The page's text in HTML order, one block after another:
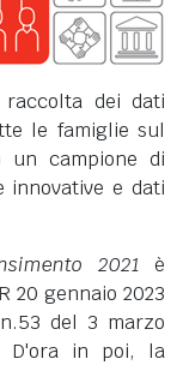
dei dati
le famiglie sul
un campione di
innovative e dati
2021 è
20 gennaio 2023
del 3 marzo
D'ora in poi, la